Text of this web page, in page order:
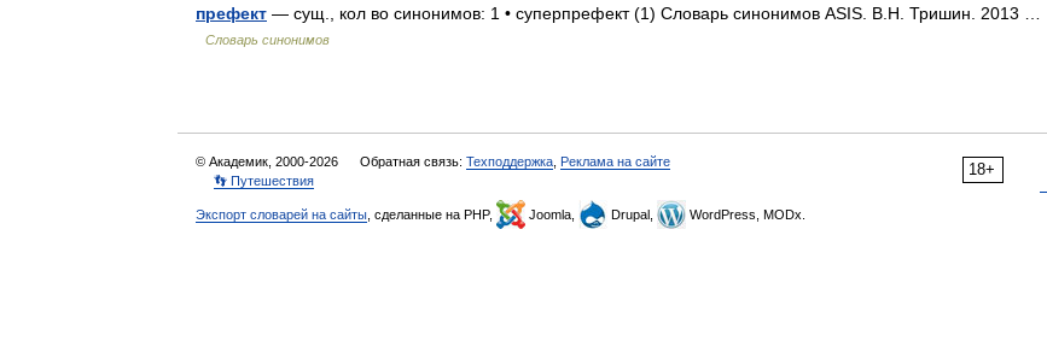
префект — сущ., кол во синонимов: 1 • суперпрефект (1) Словарь синонимов ASIS. В.Н. Тришин. 2013 …
Словарь синонимов
18+
© Академик, 2000-2026 Обратная связь: Техподдержка Реклама на сайте
👣 Путешествия
Экспорт словарей на сайты , сделанные на PHP, Joomla, Drupal, WordPress, MODx.